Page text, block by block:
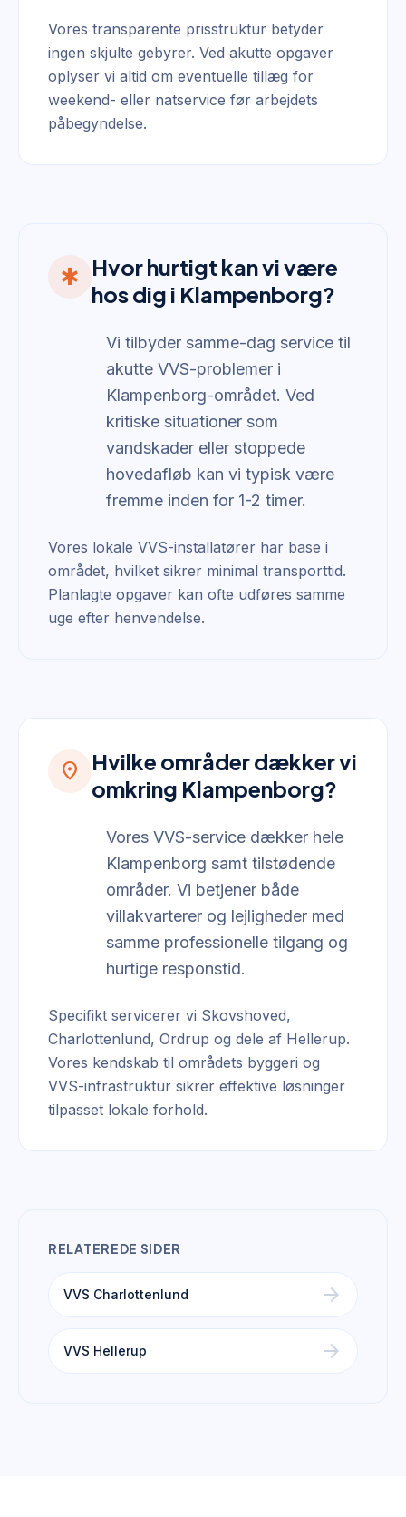
Vores transparente prisstruktur betyder
ingen skjulte gebyrer. Ved akutte opgaver
oplyser vi altid om eventuelle tillæg for
weekend- eller natservice før arbejdets
påbegyndelse.
emergency
Hvor hurtigt kan vi være
hos dig i Klampenborg?
Vi tilbyder samme-dag service til
akutte VVS-problemer i
Klampenborg-området. Ved
kritiske situationer som
vandskader eller stoppede
hovedafløb kan vi typisk være
fremme inden for 1-2 timer.
Vores lokale VVS-installatører har base i
området, hvilket sikrer minimal transporttid.
Planlagte opgaver kan ofte udføres samme
uge efter henvendelse.
location_on
Hvilke områder dækker vi
omkring Klampenborg?
Vores VVS-service dækker hele
Klampenborg samt tilstødende
områder. Vi betjener både
villakvarterer og lejligheder med
samme professionelle tilgang og
hurtige responstid.
Specifikt servicerer vi Skovshoved,
Charlottenlund, Ordrup og dele af Hellerup.
Vores kendskab til områdets byggeri og
VVS-infrastruktur sikrer effektive løsninger
tilpasset lokale forhold.
RELATEREDE SIDER
VVS Charlottenlund arrow_forward
VVS Hellerup arrow_forward